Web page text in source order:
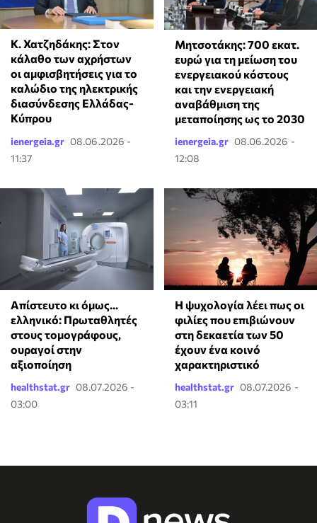
Κ. Χατζηδάκης: Στον
κάλαθο των αχρήστων
οι αμφισβητήσεις για το
καλώδιο της ηλεκτρικής
διασύνδεσης Ελλάδας-
Κύπρου
ienergeia.gr 08.06.2026 -
11:37
Μητσοτάκης: 700 εκατ.
ευρώ για τη μείωση του
ενεργειακού κόστους
και την ενεργειακή
αναβάθμιση της
μεταποίησης ως το 2030
ienergeia.gr 08.06.2026 -
12:08
Απίστευτο κι όμως...
ελληνικό: Πρωταθλητές
στους τομογράφους,
ουραγοί στην
αξιοποίηση
healthstat.gr 08.07.2026 -
03:00
⁠Η ψυχολογία λέει πως οι
φιλίες που επιβιώνουν
στη δεκαετία των 50
έχουν ένα κοινό
χαρακτηριστικό
healthstat.gr 08.07.2026 -
03:11